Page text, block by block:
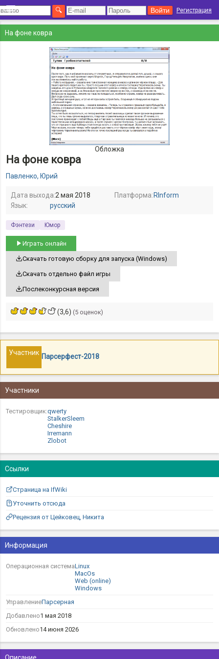
Регистрация
На фоне ковра
Обложка
На фоне ковра
Павленко, Юрий
Дата выхода:2 мая 2018 Платформа:RInform
Язык:
русский
Фэнтези Юмор
Играть онлайн
Скачать готовую сборку для запуска (Windows)
Скачать отдельно файл игры
Послеконкурсная версия
(3,6) (5 оценок)
Описание
Участник
Парсерфест-2018
Участники
Тестировщик:qwerty
StalkerSleem
Cheshire
Irremann
Zlobot
Ссылки
Страница на IfWiki
Уточнить отсюда
Рецензия от Цейковец, Никита
Информация
Операционная системаLinux
MacOs
Web (online)
Windows
УправлениеПарсерная
Добавлено1 мая 2018
Обновлено14 июня 2026